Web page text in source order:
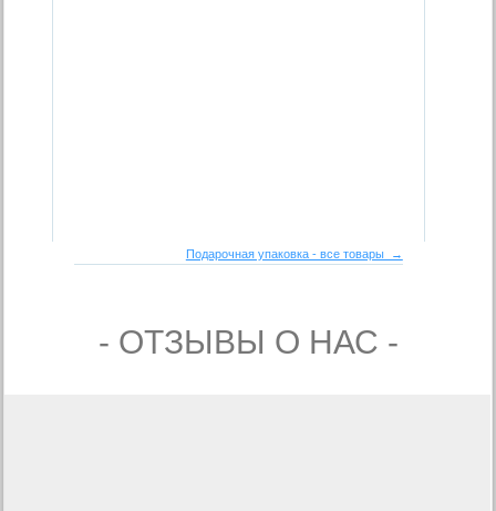
Подарочная упаковка - все товары →
- ОТЗЫВЫ О НАС -